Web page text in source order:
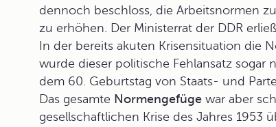
dennoch beschloss, die Arbeitsnormen
zu erhöhen. Der Ministerrat der DDR
In der bereits akuten Krisensituation die
wurde dieser politische Fehlansatz
dem 60. Geburtstag von Staats- und
Das gesamte Normengefüge war aber
gesellschaftlichen Krise des Jahres 1953